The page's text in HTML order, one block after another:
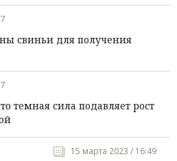
свиньи для получения
темная сила подавляет рост
15 марта 2023 / 16:49